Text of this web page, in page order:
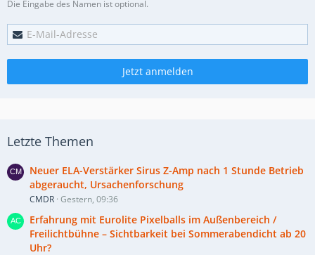
Die Eingabe des Namen ist optional.
Jetzt anmelden
Letzte Themen
Neuer ELA-Verstärker Sirus Z-Amp nach 1 Stunde Betrieb
abgeraucht, Ursachenforschung
CMDR Gestern, 09:36
Erfahrung mit Eurolite Pixelballs im Außenbereich /
Freilichtbühne – Sichtbarkeit bei Sommerabendicht ab 20
Uhr?